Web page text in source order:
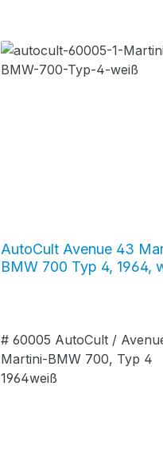
AutoCult Avenue 43
BMW 700 Typ 4, 1964,
# 60005 AutoCult /
Martini-BMW 700, Typ 4
1964weiß